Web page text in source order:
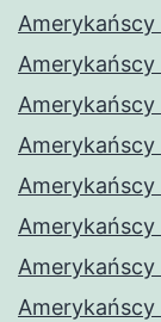
Amerykańscy
Amerykańscy
Amerykańscy